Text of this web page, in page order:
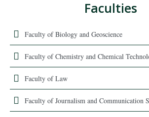
Faculties
Faculty of Biology and Geoscience
Faculty of Chemistry and Chemical
Faculty of Law
Faculty of Journalism and Communication